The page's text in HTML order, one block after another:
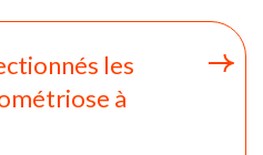
les
à